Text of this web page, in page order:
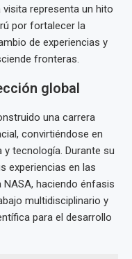
representa un hito
por fortalecer la
de experiencias y
fronteras.
global
una carrera
convirtiéndose en
tecnología. Durante su
experiencias en las
haciendo énfasis
multidisciplinario y
para el desarrollo